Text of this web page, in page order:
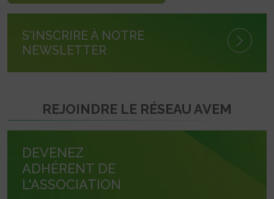
S'INSCRIRE À NOTRE
NEWSLETTER
REJOINDRE LE RÉSEAU AVEM
DEVENEZ
ADHÉRENT DE
L'ASSOCIATION